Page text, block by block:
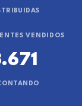
VENDIDOS